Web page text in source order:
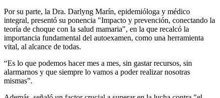
Por su parte, la Dra. Darlyng Marín, epidemióloga y médico
integral, presentó su ponencia "Impacto y prevención, conectando la
teoría de choque con la salud mamaria", en la que recalcó la
importancia fundamental del autoexamen, como una herramienta
vital, al alcance de todas.
“Es lo que podemos hacer mes a mes, sin gastar recursos, sin
alarmarnos y que siempre lo vamos a poder realizar nosotras
mismas”.